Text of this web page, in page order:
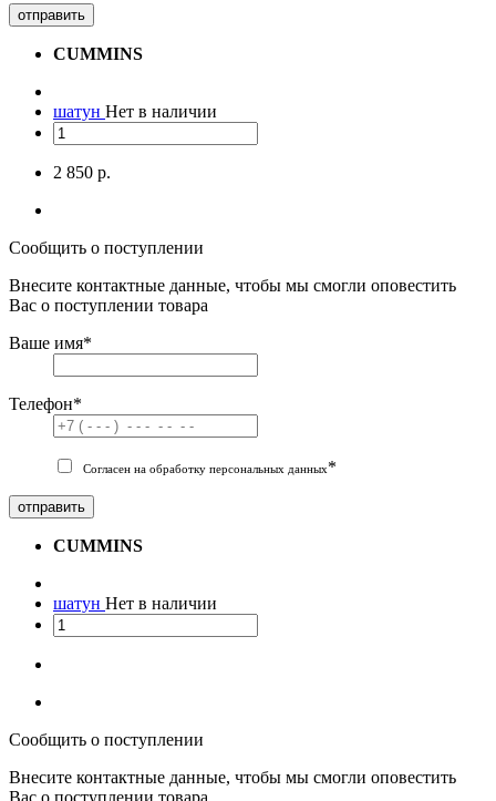
отправить
CUMMINS
шатун Нет в наличии
2 850 р.
Сообщить о поступлении
Внесите контактные данные, чтобы мы смогли оповестить
Вас о поступлении товара
Ваше имя*
Телефон*
Согласен на обработку персональных данных*
отправить
CUMMINS
шатун Нет в наличии
Сообщить о поступлении
Внесите контактные данные, чтобы мы смогли оповестить
Вас о поступлении товара